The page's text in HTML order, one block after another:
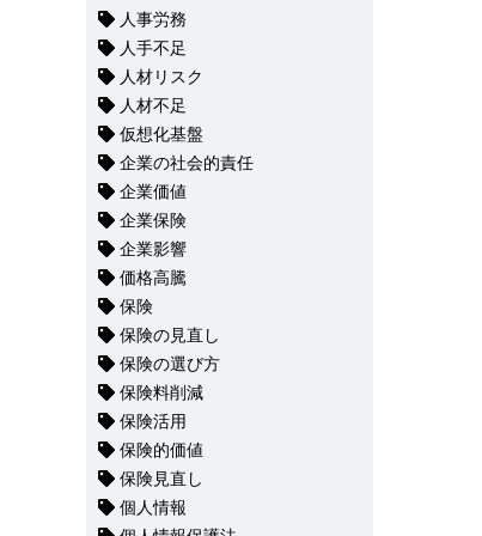
人事労務
人手不足
人材リスク
人材不足
仮想化基盤
企業の社会的責任
企業価値
企業保険
企業影響
価格高騰
保険
保険の見直し
保険の選び方
保険料削減
保険活用
保険的価値
保険見直し
個人情報